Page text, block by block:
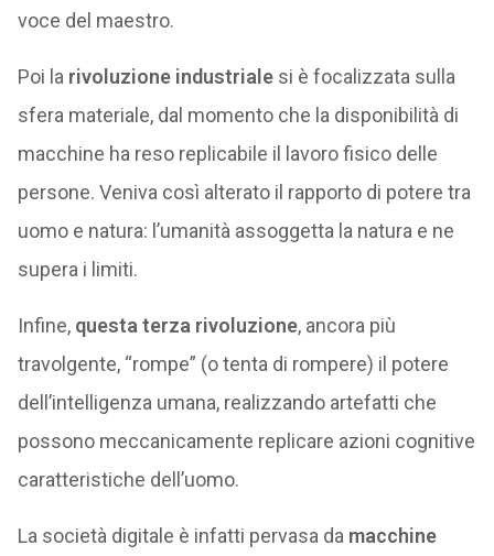
voce del maestro.
Poi la rivoluzione industrialesi è focalizzata sulla
sfera materiale, dal momento che la disponibilità di
macchine ha reso replicabile il lavoro fisico delle
persone. Veniva così alterato il rapporto di potere tra
uomo e natura: l’umanità assoggetta la natura e ne
supera i limiti.
Infine, questa terza rivoluzione, ancora più
travolgente, “rompe” (o tenta di rompere) il potere
dell’intelligenza umana, realizzando artefatti che
possono meccanicamente replicare azioni cognitive
caratteristiche dell’uomo.
La società digitale è infatti pervasa da macchine